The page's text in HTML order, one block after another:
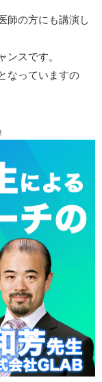
師の方にも講演し
スです。
なっていますの